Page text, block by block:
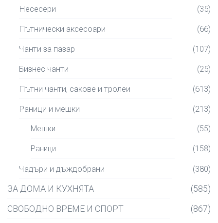
Несесери (35)
Пътнически аксесоари (66)
Чанти за пазар (107)
Бизнес чанти (25)
Пътни чанти, сакове и тролеи (613)
Раници и мешки (213)
Мешки (55)
Раници (158)
Чадъри и дъждобрани (380)
ЗА ДОМА И КУХНЯТА
(585)
СВОБОДНО ВРЕМЕ И СПОРТ
(867)